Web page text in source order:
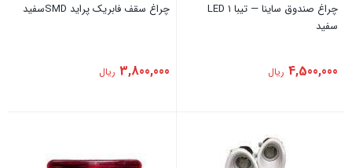
چراغ صندوق ساینا — تیبا 1 LED
سفید
4,500,000 ریال
چراغ سقف فابریک ‏پراید SMDسفید
3,800,000 ریال